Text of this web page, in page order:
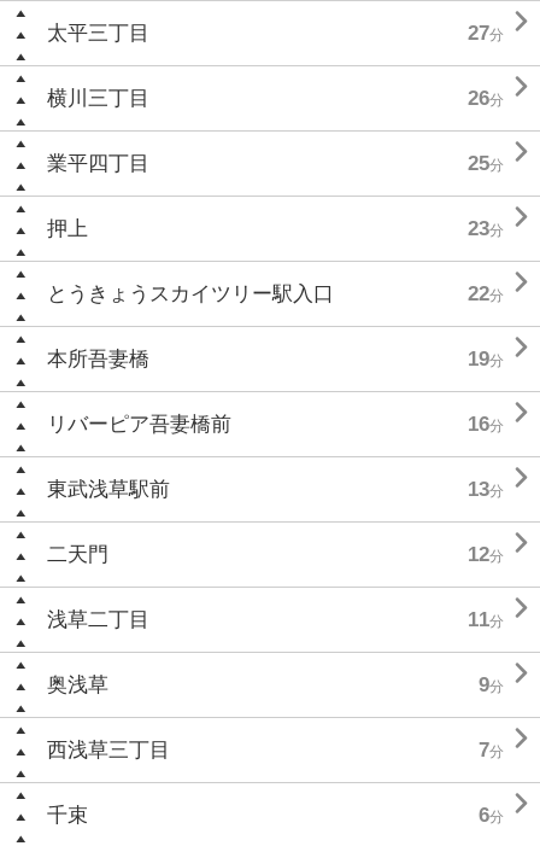
太平三丁目 27分 
横川三丁目 26分 
業平四丁目 25分 
押上 23分 
とうきょうスカイツリー駅入口 22分 
本所吾妻橋 19分 
リバーピア吾妻橋前 16分 
東武浅草駅前 13分 
二天門 12分 
浅草二丁目 11分 
奥浅草 9分 
西浅草三丁目 7分 
千束 6分 